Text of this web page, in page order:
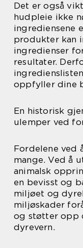
Det er også
hudpleie ikke
ingrediensene
produkter kan
ingredienser
resultater.
oppfyller dine
En historisk
ulemper ved
Fordelene ved
mange. Ved å
animalsk
en bevisst og
miljøet og
miljøskader
og støtter opp
dyrevern.